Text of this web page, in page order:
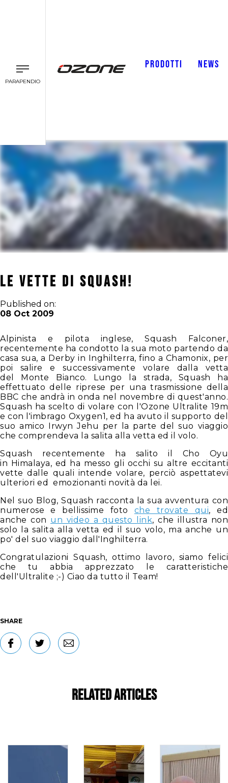
PARAPENDIO
PRODOTTI NEWS
Le vette di Squash!
Published on:
08 Oct 2009
Alpinista e pilota inglese, Squash Falconer,
recentemente ha condotto la sua moto partendo da
casa sua, a Derby in Inghilterra, fino a Chamonix, per
poi salire e successivamente volare dalla vetta
del Monte Bianco. Lungo la strada, Squash ha
effettuato delle riprese per una trasmissione della
BBC che andrà in onda nel novembre di quest'anno.
Squash ha scelto di volare con l'Ozone Ultralite 19m
e con l'imbrago Oxygen1, ed ha avuto il supporto del
suo amico Irwyn Jehu per la parte del suo viaggio
che comprendeva la salita alla vetta ed il volo.
Squash recentemente ha salito il Cho Oyu
in Himalaya, ed ha messo gli occhi su altre eccitanti
vette dalle quali intende volare, perciò aspettatevi
ulteriori ed emozionanti novità da lei.
Nel suo Blog, Squash racconta la sua avventura con
numerose e bellissime foto che trovate qui, ed
anche con un video a questo link, che illustra non
solo la salita alla vetta ed il suo volo, ma anche un
po' del suo viaggio dall'Inghilterra.
Congratulazioni Squash, ottimo lavoro, siamo felici
che tu abbia apprezzato le caratteristiche
dell'Ultralite ;-) Ciao da tutto il Team!
SHARE
Related Articles